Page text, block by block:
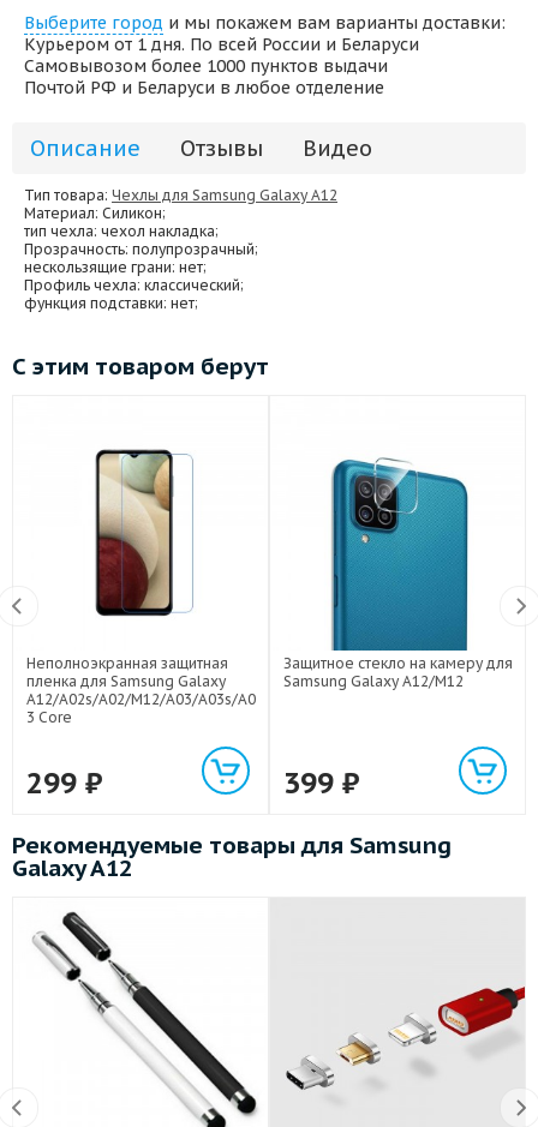
Выберите город и мы покажем вам варианты доставки:
Курьером от 1 дня. По всей России и Беларуси
Самовывозом более 1000 пунктов выдачи
Почтой РФ и Беларуси в любое отделение
Описание Отзывы Видео
Тип товара: Чехлы для Samsung Galaxy A12
Материал: Силикон;
тип чехла: чехол накладка;
Прозрачность: полупрозрачный;
нескользящие грани: нет;
Профиль чехла: классический;
функция подставки: нет;
С этим товаром берут
Неполноэкранная защитная
пленка для Samsung Galaxy
A12/A02s/A02/M12/A03/A03s/A0
3 Core
299 ₽
Защитное стекло на камеру для
Samsung Galaxy A12/M12
399 ₽
Рекомендуемые товары для Samsung
Galaxy A12